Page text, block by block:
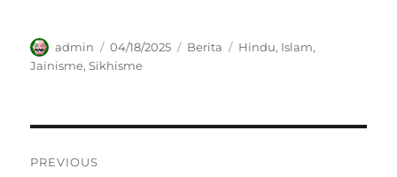
Author
admin
Posted
on
04/18/2025 Categories
Berita Tags
Hindu, Islam,
Jainisme,Sikhisme
PREVIOUS